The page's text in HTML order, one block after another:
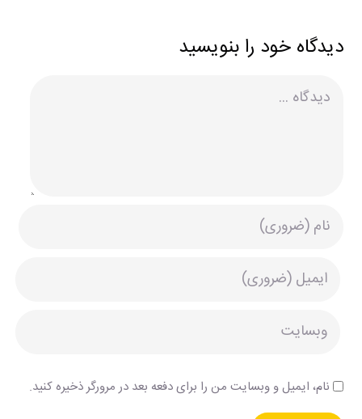
دیدگاه خود را بنویسید
نام، ایمیل و وبسایت من را برای دفعه بعد در مرورگر ذخیره کنید.